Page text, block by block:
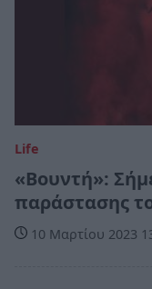
Life
«Βουντή»:
παράστασης
10 Μαρτίου 2023